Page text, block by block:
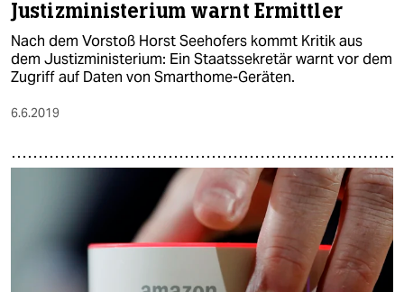
Justizministerium warnt Ermittler
Nach dem Vorstoß Horst Seehofers kommt Kritik aus
dem Justizministerium: Ein Staatssekretär warnt vor dem
Zugriff auf Daten von Smarthome-Geräten.
6.6.2019